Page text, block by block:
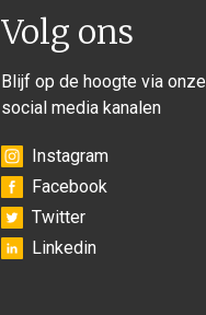
Volg ons
Blijf op de hoogte via onze
social media kanalen
Instagram
Facebook
Twitter
Linkedin